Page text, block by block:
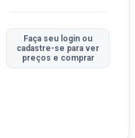
Faça seu login ou
cadastre-se para ver
preços e comprar